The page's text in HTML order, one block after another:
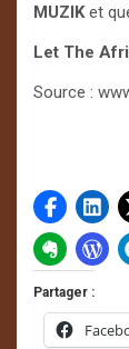
MUZIKet
Let The
Source :
Partager :